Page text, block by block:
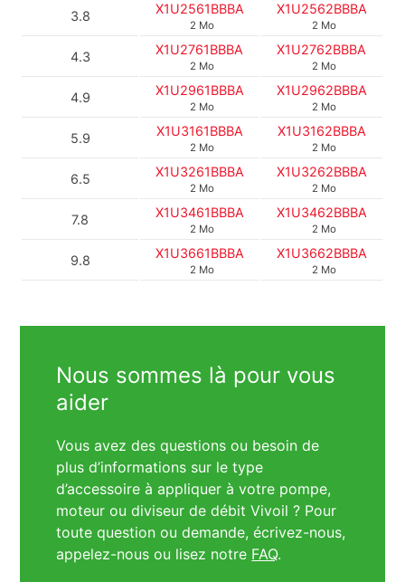
3.8 X1U2561BBBA
2 Mo
X1U2562BBBA
2 Mo
4.3 X1U2761BBBA
2 Mo
X1U2762BBBA
2 Mo
4.9 X1U2961BBBA
2 Mo
X1U2962BBBA
2 Mo
5.9 X1U3161BBBA
2 Mo
X1U3162BBBA
2 Mo
6.5 X1U3261BBBA
2 Mo
X1U3262BBBA
2 Mo
7.8 X1U3461BBBA
2 Mo
X1U3462BBBA
2 Mo
9.8 X1U3661BBBA
2 Mo
X1U3662BBBA
2 Mo
Nous sommes là pour vous
aider
Vous avez des questions ou besoin de
plus d’informations sur le type
d’accessoire à appliquer à votre pompe,
moteur ou diviseur de débit Vivoil ? Pour
toute question ou demande, écrivez-nous,
appelez-nous ou lisez notre FAQ.